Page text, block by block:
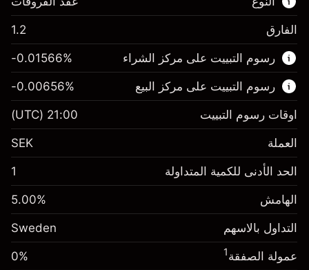
هذا السوق المالي متاح للتداول من خلال عقود
الفروقات.
اعرف المزيد عن:
عقود الفروقات
الفارق 1.2
رسوم التبييت على مركز الشراء
الهامش. استثمارك SEK 1,000.00
رسم المبيت -0.01566%
(-SEK 3.10)
حجم التداول مع الرافعة المالية ~ $SEK 20,000.00
المال من الرافعة المالية ~
-0.01566%
رسوم التبييت على مركز البيع
الهامش. استثمارك SEK 1,000.00
رسم المبيت -0.006562%
(-SEK 1.30)
حجم التداول مع الرافعة المالية ~ $SEK 20,000.00
المال من الرافعة المالية ~
-0.00656%
اوقات رسوم التبييت 21:00
(UTC)
العملة SEK
الحد الأدنى للكمية المتداولة 1
الهامش 5.00%
التداول بالاسهم Sweden
عمولة الصفقة1
0%